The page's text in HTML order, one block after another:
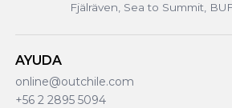
Fjälräven, Sea to Summit,
AYUDA
online@outchile.com
+56 2 2895 5094